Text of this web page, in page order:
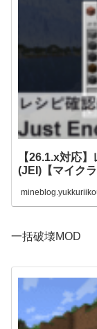
【26.1.x対応
(JEI)【マイク
一括破壊MOD